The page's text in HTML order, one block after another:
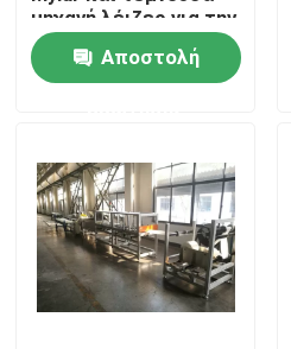
Σπίτι
Προϊόντα
Περίπου εμείς
Γύρος εργοστασίων
Ποιοτικός έλεγχος
μηχανή λέιζερ για την
μπάρα
τροφοδότησης
Αποστολή